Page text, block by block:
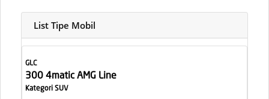
List Tipe Mobil
GLC
300 4matic AMG Line
Kategori SUV